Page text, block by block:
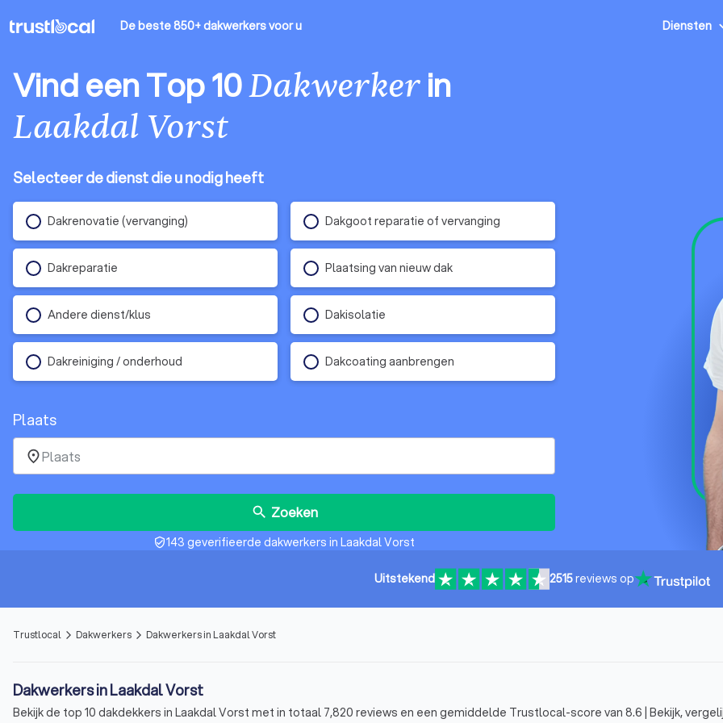
De beste 850+ dakwerkersvoor u Diensten
Vind een Top 10Dakwerkerin
Laakdal Vorst
Selecteer de dienst die u nodig heeft
Dakrenovatie (vervanging) Dakgoot reparatie of vervanging
Dakreparatie Plaatsing van nieuw dak
Andere dienst/klus Dakisolatie
Dakreiniging / onderhoud Dakcoating aanbrengen
Plaats
place
search Zoeken
verified_user143 geverifieerde dakwerkers in Laakdal Vorst
Uitstekend 2515reviews op
Trustlocal arrow_forward_ios Dakwerkers arrow_forward_ios Dakwerkers in Laakdal Vorst
Dakwerkers in Laakdal Vorst
Bekijk de top 10 dakdekkers in Laakdal Vorst met in totaal 7,820 reviews en een gemiddelde Trustlocal-score van 8.6 | Bekijk,